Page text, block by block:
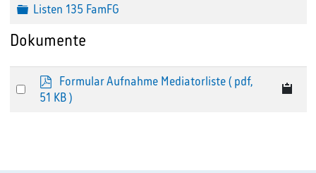
Ordner
Listen 135 FamFG
Dokumente
Select
p
d
Formular Aufnahme Mediatorliste ( pdf,
51 KB )